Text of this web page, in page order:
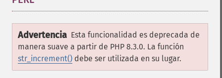
Advertencia Esta funcionalidad es deprecada de
manera suave a partir de PHP 8.3.0. La función
str_increment() debe ser utilizada en su lugar.